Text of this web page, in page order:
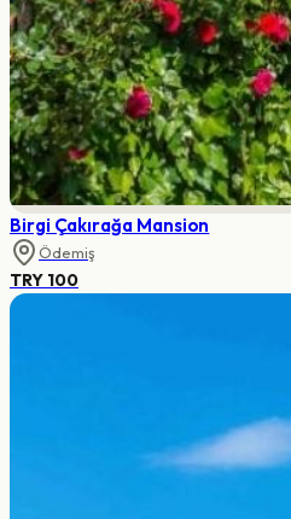
Birgi Çakırağa Mansion
Ödemiş
TRY 100